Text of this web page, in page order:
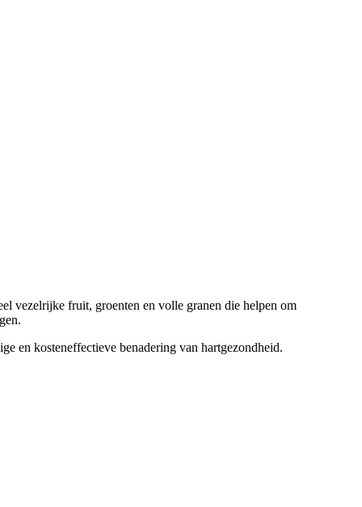
vezelrijke fruit, groenten en volle granen die helpen om
en kosteneffectieve benadering van hartgezondheid.